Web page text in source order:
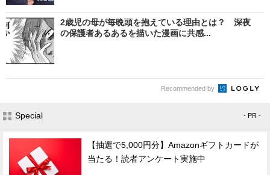
2歳児の母が毎晩頭を抱えている理由とは？ 深夜
の保護者あるあるを描いた漫画に共感...
Recommended by
Special - PR -
【抽選で5,000円分】Amazonギフトカードが
当たる！読者アンケート実施中